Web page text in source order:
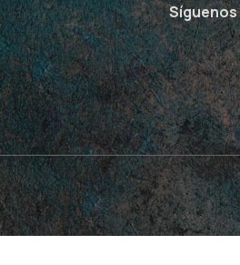
Síguenos